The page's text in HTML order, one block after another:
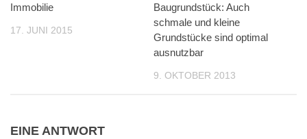
Immobilie
17. JUNI 2015
Baugrundstück: Auch
schmale und kleine
Grundstücke sind optimal
ausnutzbar
9. OKTOBER 2013
EINE ANTWORT